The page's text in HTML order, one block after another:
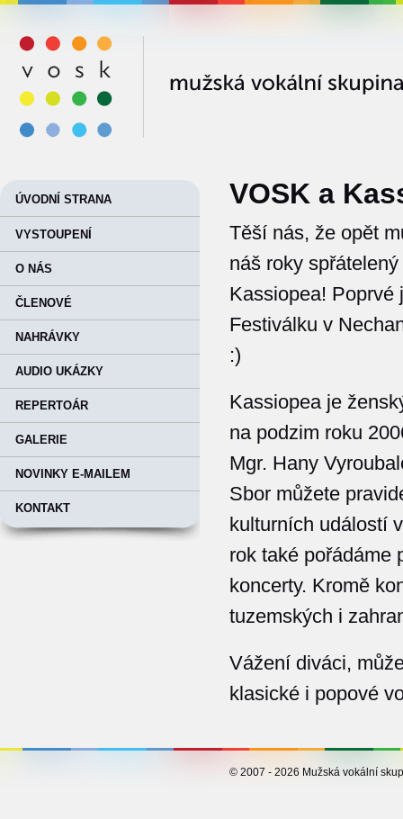
VOSK
ÚVODNÍ STRANA
VYSTOUPENÍ
O NÁS
ČLENOVÉ
NAHRÁVKY
AUDIO UKÁZKY
REPERTOÁR
GALERIE
NOVINKY E-MAILEM
KONTAKT
VOSK a
Těší nás, že opět
náš roky
Kassiopea! Poprvé
Festiválku v
:)
Kassiopea je
na podzim roku
Mgr. Hany
Sbor můžete
kulturních událostí
rok také pořádáme
koncerty. Kromě
tuzemských i
Vážení diváci,
klasické i popové
© 2007 - 2026 Mužská vokální